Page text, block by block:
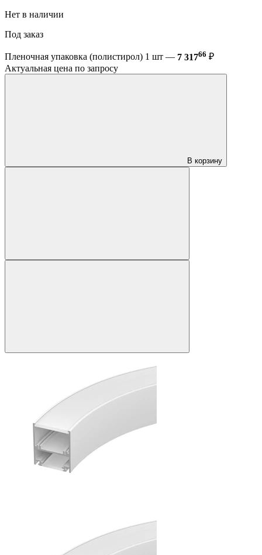
Нет в наличии
Под заказ
Пленочная упаковка (полистирол) 1 шт — 7 31766 ₽
Актуальная цена по запросу
В корзину